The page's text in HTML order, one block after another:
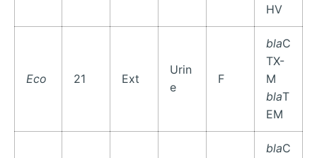
HV
Eco 21 Ext
Urin
e
F
blaC
TX-
M
blaT
EM
blaC